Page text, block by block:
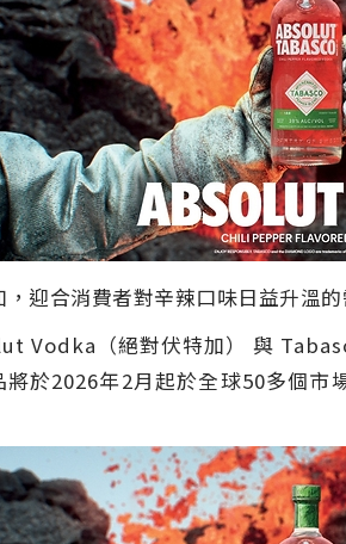
迎合消費者對辛辣口味日益升溫的
Vodka（絕對伏特加） 與
將於2026年2月起於全球50多個